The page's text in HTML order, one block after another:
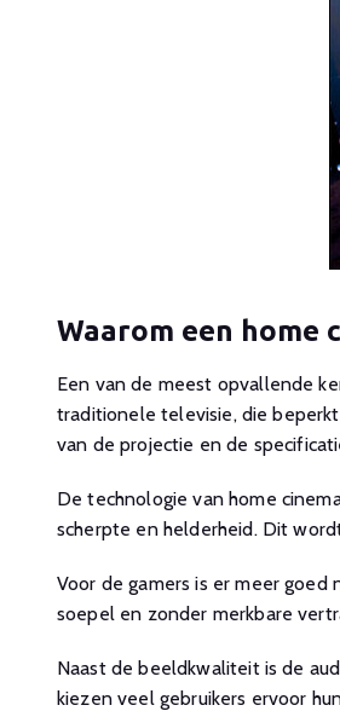
Waarom een home
Een van de meest opvallende
traditionele televisie, die
van de projectie en de
De technologie van home
scherpte en helderheid. Dit
Voor de gamers is er meer
soepel en zonder merkbare
Naast de beeldkwaliteit is de
kiezen veel gebruikers ervoor